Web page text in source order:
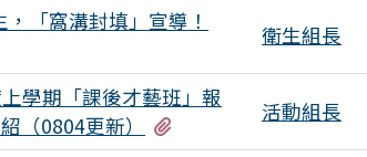
「窩溝封填」宣導！
衛生組長
學期「課後才藝班」報
（0804更新）
有28個附檔活動組長